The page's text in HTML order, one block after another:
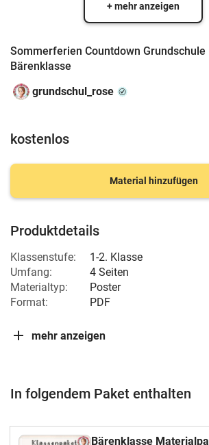
+ mehr anzeigen
Sommerferien Countdown
Bärenklasse
grundschul_rose
kostenlos
Material hinzufügen
Produktdetails
Klassenstufe:
1-2. Klasse
Umfang:
4 Seiten
Materialtyp:
Poster
Format:
PDF
mehr anzeigen
In folgendem Paket enthalten
Bärenklasse